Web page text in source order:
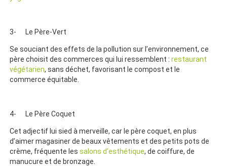
3- Le Père-Vert
Se souciant des effets de la pollution sur l’environnement, ce
père choisit des commerces qui lui ressemblent :restaurant
végétarien, sans déchet, favorisant le compost et le
commerce équitable.
4- Le Père Coquet
Cet adjectif lui sied à merveille, car le père coquet, en plus
d’aimer magasiner de beaux vêtements et des petits pots de
crème, fréquente lessalons d’esthétique, de coiffure, de
manucure et de bronzage.